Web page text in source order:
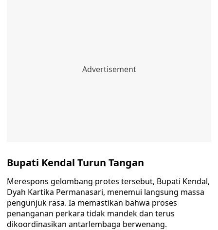
Bupati Kendal Turun Tangan
Merespons gelombang protes tersebut, Bupati Kendal,
Dyah Kartika Permanasari, menemui langsung massa
pengunjuk rasa. Ia memastikan bahwa proses
penanganan perkara tidak mandek dan terus
dikoordinasikan antarlembaga berwenang.